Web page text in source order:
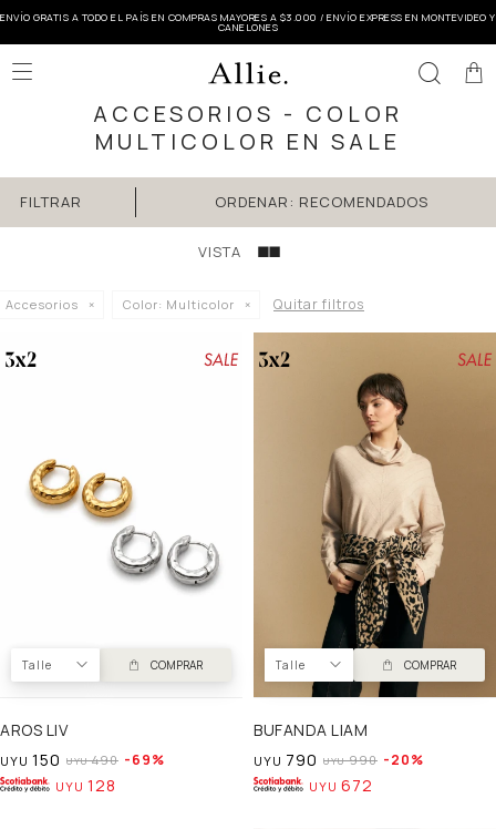
ENVÍO GRATIS A TODO EL PAÍS EN COMPRAS MAYORES A $3.000 / ENVÍO EXPRESS EN MONTEVIDEO Y
CANELONES

ACCESORIOS - COLOR
MULTICOLOR EN SALE
RECOMENDADOS
Accesorios Color: Multicolor Quitar filtros
Talle COMPRAR
AROS LIV
UYU 150 UYU 490 69
UYU 128
Talle COMPRAR
BUFANDA LIAM
UYU 790 UYU 990 20
UYU 672